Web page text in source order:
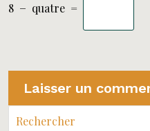
8 − quatre =
Rechercher